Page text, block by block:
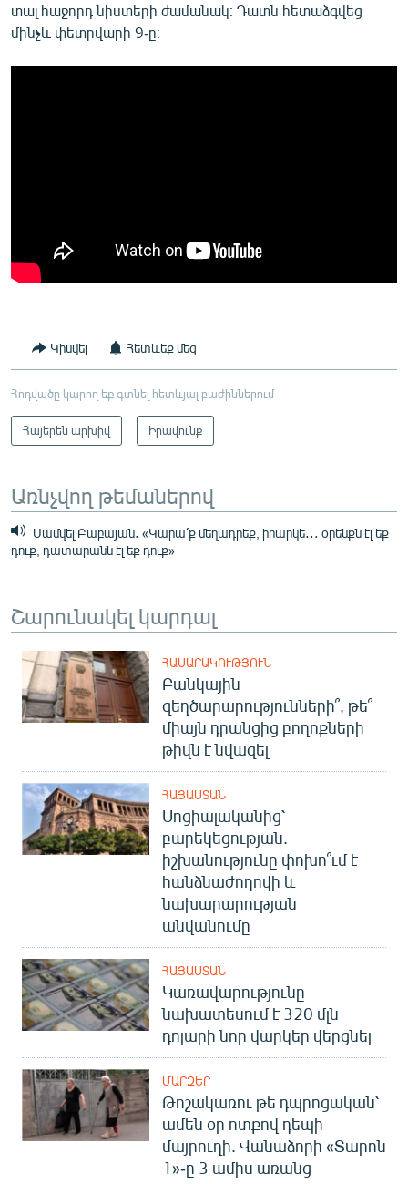
տալ հաջորդ նիստերի ժամանակ։ Դատն հետաձգվեց
մինչև փետրվարի 9-ը։
Կիսվել Հետևեք մեզ
Հոդվածը կարող եք գտնել հետևյալ բաժիններում
Հայերեն արխիվ Իրավունք
Առնչվող թեմաներով
Սամվել Բաբայան․ «Կարա՛ք մեղադրեք, իհարկե․․․ օրենքն էլ եք
դուք, դատարանն էլ եք դուք»
Շարունակել կարդալ
ՀԱՍԱՐԱԿՈՒԹՅՈՒՆ
Բանկային
զեղծարարությունների՞, թե՞
միայն դրանցից բողոքների
թիվն է նվազել
ՀԱՅԱՍՏԱՆ
Սոցիալականից՝
բարեկեցության.
իշխանությունը փոխո՞ւմ է
հանձնաժողովի և
նախարարության
անվանումը
ՀԱՅԱՍՏԱՆ
Կառավարությունը
նախատեսում է 320 մլն
դոլարի նոր վարկեր վերցնել
ՄԱՐԶԵՐ
Թոշակառու թե դպրոցական՝
ամեն օր ոտքով դեպի
մայրուղի. Վանաձորի «Տարոն
1»-ը 3 ամիս առանց